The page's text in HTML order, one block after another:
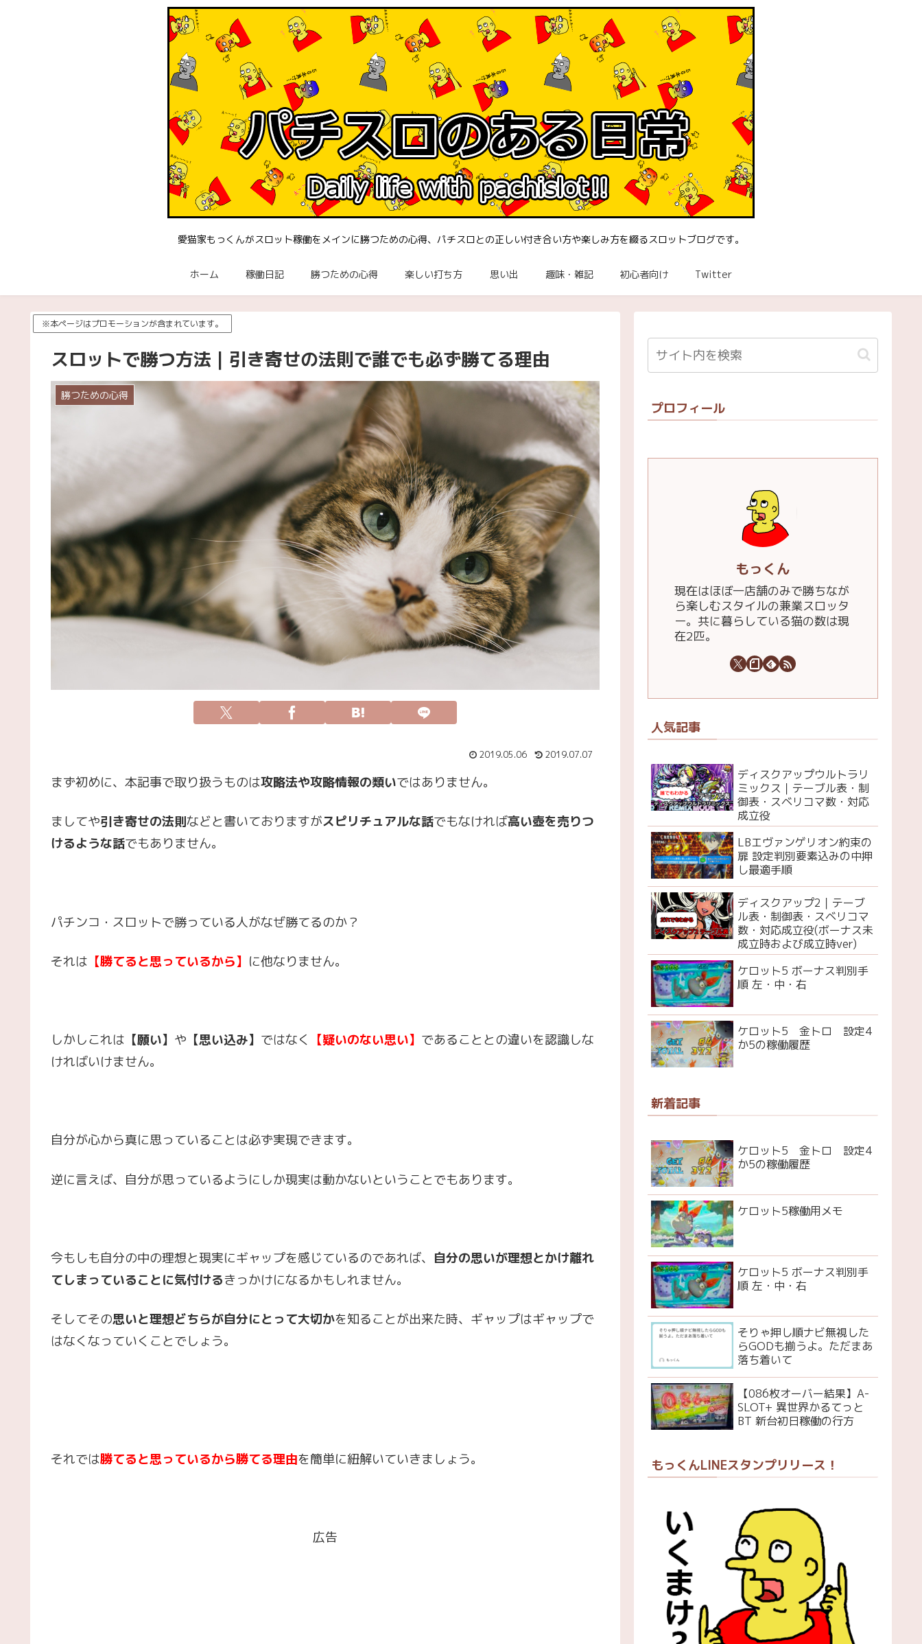
愛猫家もっくんがスロット稼働をメインに勝つための心得、パチスロとの正しい付き合い方や楽しみ方を綴るスロットブログです。
ホーム 稼働日記 勝つための心得 楽しい打ち方 思い出 趣味・雑記 初心者向け Twitter
※本ページはプロモーションが含まれています。
スロットで勝つ方法｜引き寄せの法則で誰でも必ず勝てる理由
勝つための心得
2019.05.06 2019.07.07
まず初めに、本記事で取り扱うものは攻略法や攻略情報の類いではありません。
ましてや引き寄せの法則などと書いておりますがスピリチュアルな話でもなければ高い壺を売りつ
けるような話でもありません。
パチンコ・スロットで勝っている人がなぜ勝てるのか？
それは 【勝てると思っているから】 に他なりません。
しかしこれは 【願い】 や 【思い込み】 ではなく 【疑いのない思い】 であることとの違いを認識しな
ければいけません。
自分が心から真に思っていることは必ず実現できます。
逆に言えば、自分が思っているようにしか現実は動かないということでもあります。
今もしも自分の中の理想と現実にギャップを感じているのであれば、 自分の思いが理想とかけ離れ
てしまっていることに気付けるきっかけになるかもしれません。
そしてその思いと理想どちらが自分にとって大切かを知ることが出来た時、ギャップはギャップで
はなくなっていくことでしょう。
それでは勝てると思っているから勝てる理由を簡単に紐解いていきましょう。
広告
プロフィール
もっくん
現在はほぼ一店舗のみで勝ちなが
ら楽しむスタイルの兼業スロッタ
ー。共に暮らしている猫の数は現
在2匹。
人気記事
ディスクアップウルトラリ
ミックス｜テーブル表・制
御表・スベリコマ数・対応
成立役
LBエヴァンゲリオン約束の
扉 設定判別要素込みの中押
し最適手順
ディスクアップ2｜テーブ
ル表・制御表・スベリコマ
数・対応成立役(ボーナス未
成立時および成立時ver)
ケロット5 ボーナス判別手
順 左・中・右
ケロット5 金トロ 設定4
か5の稼働履歴
新着記事
ケロット5 金トロ 設定4
か5の稼働履歴
ケロット5稼働用メモ
ケロット5 ボーナス判別手
順 左・中・右
そりゃ押し順ナビ無視した
らGODも揃うよ。ただまあ
落ち着いて
【086枚オーバー結果】A-
SLOT+ 異世界かるてっと
BT 新台初日稼働の行方
もっくんLINEスタンプリリース！